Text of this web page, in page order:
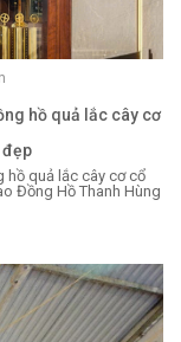
hồ quả lắc cây cơ
đẹp
hồ quả lắc cây cơ cổ
Đồng Hồ Thanh Hùng